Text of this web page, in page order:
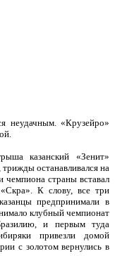
неудачным. «Крузейро»
казанский «Зенит»
останавливался на
страны вставал
К слову, все три
предпринимали в
клубный чемпионат
и первым туда
привезли домой
с золотом вернулись в